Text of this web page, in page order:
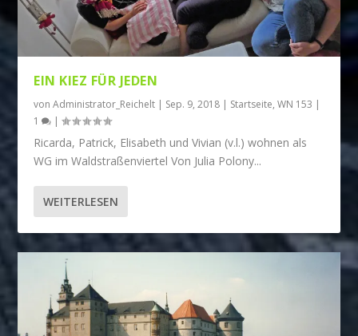
EIN KIEZ FÜR JEDEN
vonAdministrator_Reichelt | Sep. 9, 2018 | Startseite,WN 153 |
1
|
Ricarda, Patrick, Elisabeth und Vivian (v.l.) wohnen als
WG im Waldstraßenviertel Von Julia Polony...
WEITERLESEN